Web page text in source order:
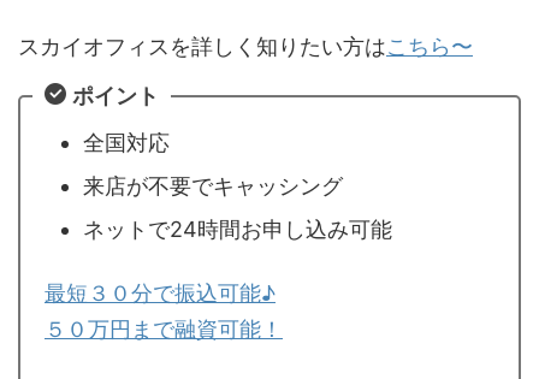
スカイオフィスを詳しく知りたい方はこちら〜
ポイント
全国対応
来店が不要でキャッシング
ネットで24時間お申し込み可能
最短３０分で振込可能♪
５０万円まで融資可能！